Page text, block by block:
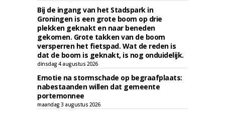
Bij de ingang van het Stadspark in
Groningen is een grote boom op drie
plekken geknakt en naar beneden
gekomen. Grote takken van de boom
versperren het fietspad. Wat de reden is
dat de boom is geknakt, is nog onduidelijk.
dinsdag 4 augustus 2026
Emotie na stormschade op begraafplaats:
nabestaanden willen dat gemeente
portemonnee
maandag 3 augustus 2026